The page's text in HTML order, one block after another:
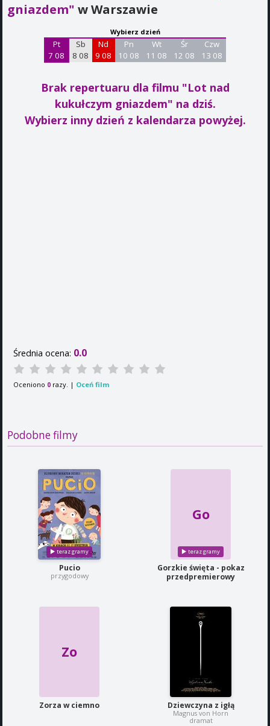
gniazdem" w Warszawie
Wybierz dzień
Pt
7 08
Sb
8 08
Nd
9 08
Pn
10 08
Wt
11 08
Śr
12 08
Czw
13 08
Brak repertuaru dla filmu "Lot nad
kukułczym gniazdem" na dziś.
Wybierz inny dzień z kalendarza powyżej.
Średnia ocena: 0.0
Oceniono 0 razy. | Oceń film
Podobne filmy
Pucio
przygodowy
Go
Gorzkie święta - pokaz
przedpremierowy
Zo
Zorza w ciemno Dziewczyna z igłą
Magnus von Horn
dramat